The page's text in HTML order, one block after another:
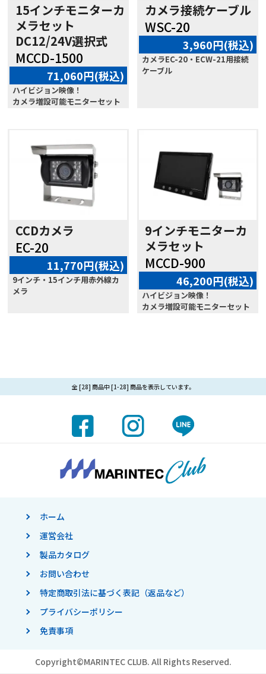
15インチモニターカ
メラセット
DC12/24V選択式
MCCD-1500
71,060円(税込)
ハイビジョン映像！
カメラ増設可能モニターセット
カメラ接続ケーブル
WSC-20
3,960円(税込)
カメラEC-20・ECW-21用接続
ケーブル
CCDカメラ
EC-20
11,770円(税込)
9インチ・15インチ用赤外線カ
メラ
9インチモニターカ
メラセット
MCCD-900
46,200円(税込)
ハイビジョン映像！
カメラ増設可能モニターセット
全 [28] 商品中 [1-28] 商品を表示しています。
ホーム
運営会社
製品カタログ
お問い合わせ
特定商取引法に基づく表記（返品など）
プライバシーポリシー
免責事項
Copyright©MARINTEC CLUB. All Rights Reserved.